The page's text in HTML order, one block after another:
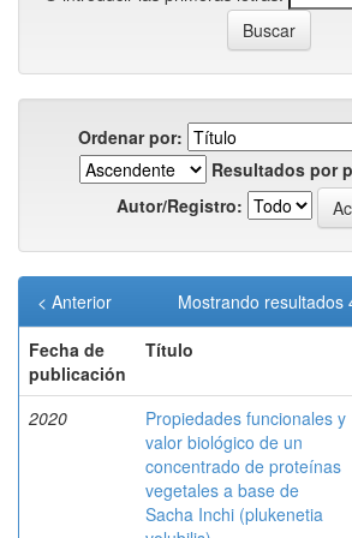
Ordenar por:
Resultados por
Autor/Registro:
Mostrando resultados
< Anterior
Fecha de
publicación
Título
2020
Propiedades funcionales y
valor biológico de un
concentrado de proteínas
vegetales a base de
Sacha Inchi (plukenetia